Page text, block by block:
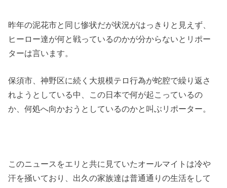
昨年の泥花市と同じ惨状だが状況がはっきりと見えず、
ヒーロー達が何と戦っているのかが分からないとリポー
ターは言います。
保須市、神野区に続く大規模テロ行為が蛇腔で繰り返さ
れようとしている中、この日本で何が起こっているの
か、何処へ向かおうとしているのかと叫ぶリポーター。
このニュースをエリと共に見ていたオールマイトは冷や
汗を掻いており、出久の家族達は普通通りの生活をして